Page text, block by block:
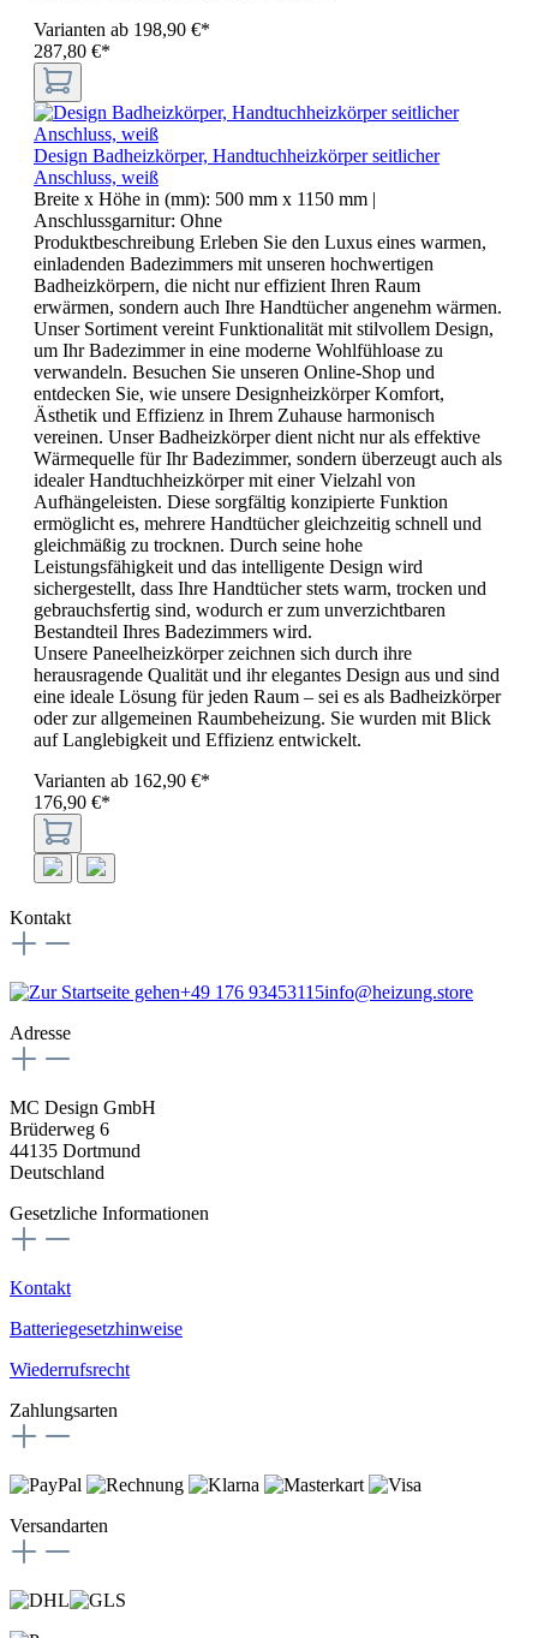
Varianten ab 198,90 €*
287,80 €*
Design Badheizkörper, Handtuchheizkörper seitlicher
Anschluss, weiß
Breite x Höhe in (mm): 500 mm x 1150 mm |
Anschlussgarnitur: Ohne
Produktbeschreibung Erleben Sie den Luxus eines warmen,
einladenden Badezimmers mit unseren hochwertigen
Badheizkörpern, die nicht nur effizient Ihren Raum
erwärmen, sondern auch Ihre Handtücher angenehm wärmen.
Unser Sortiment vereint Funktionalität mit stilvollem Design,
um Ihr Badezimmer in eine moderne Wohlfühloase zu
verwandeln. Besuchen Sie unseren Online-Shop und
entdecken Sie, wie unsere Designheizkörper Komfort,
Ästhetik und Effizienz in Ihrem Zuhause harmonisch
vereinen. Unser Badheizkörper dient nicht nur als effektive
Wärmequelle für Ihr Badezimmer, sondern überzeugt auch als
idealer Handtuchheizkörper mit einer Vielzahl von
Aufhängeleisten. Diese sorgfältig konzipierte Funktion
ermöglicht es, mehrere Handtücher gleichzeitig schnell und
gleichmäßig zu trocknen. Durch seine hohe
Leistungsfähigkeit und das intelligente Design wird
sichergestellt, dass Ihre Handtücher stets warm, trocken und
gebrauchsfertig sind, wodurch er zum unverzichtbaren
Bestandteil Ihres Badezimmers wird.
Unsere Paneelheizkörper zeichnen sich durch ihre
herausragende Qualität und ihr elegantes Design aus und sind
eine ideale Lösung für jeden Raum – sei es als Badheizkörper
oder zur allgemeinen Raumbeheizung. Sie wurden mit Blick
auf Langlebigkeit und Effizienz entwickelt.
Varianten ab 162,90 €*
176,90 €*
Kontakt
+49 176 93453115info@heizung.store
Adresse
MC Design GmbH
Brüderweg 6
44135 Dortmund
Deutschland
Gesetzliche Informationen
Kontakt
Batteriegesetzhinweise
Wiederrufsrecht
Zahlungsarten
Versandarten